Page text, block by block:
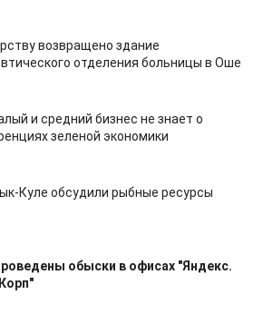
возвращено здание
отделения больницы в Оше
и средний бизнес не знает о
зеленой экономики
Куле обсудили рыбные ресурсы
обыски в офисах "Яндекс.